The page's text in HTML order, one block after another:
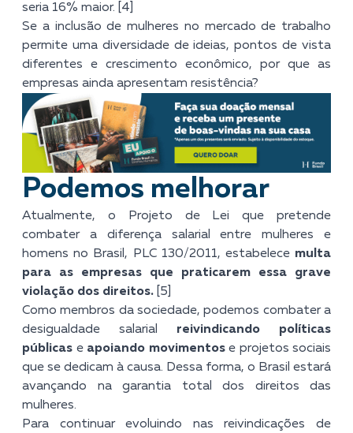
seria 16% maior. [4]
Se a inclusão de mulheres no mercado de trabalho
permite uma diversidade de ideias, pontos de vista
diferentes e crescimento econômico, por que as
empresas ainda apresentam resistência?
Podemos melhorar
Atualmente, o Projeto de Lei que pretende
combater a diferença salarial entre mulheres e
homens no Brasil, PLC 130/2011, estabelece multa
para as empresas que praticarem essa grave
violação dos direitos. [5]
Como membros da sociedade, podemos combater a
desigualdade salarial reivindicando políticas
públicas e apoiando movimentose projetos sociais
que se dedicam à causa. Dessa forma, o Brasil estará
avançando na garantia total dos direitos das
mulheres.
Para continuar evoluindo nas reivindicações de